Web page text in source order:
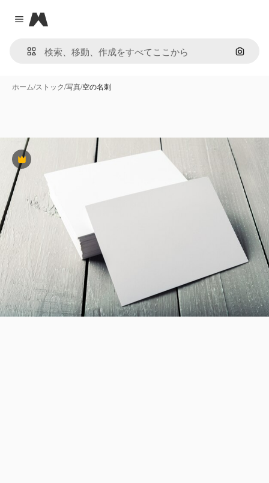
Close menu
Magnific
画像で
ホーム/ストック/写真/空の名刺
Premium